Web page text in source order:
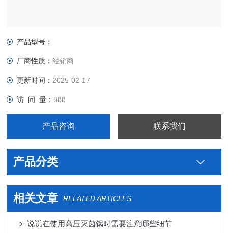
产品型号：
厂商性质：经销商
更新时间： 2025-02-17
访 问 量：888
产品咨询 联系我们
产品分类
相关文章 RELATED ARTICLES
说说在使用高压灭菌锅时需要注意哪些细节